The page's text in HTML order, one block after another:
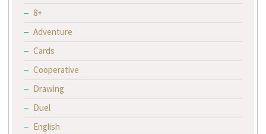
8+
Adventure
Cards
Cooperative
Drawing
Duel
English